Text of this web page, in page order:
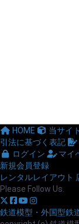
HOME 当サイ
引法に基づく表記
ログイン
マイ
新規会員登録
レンタルレイアウト
Please Follow Us.
鉄道模型・外国型鉄